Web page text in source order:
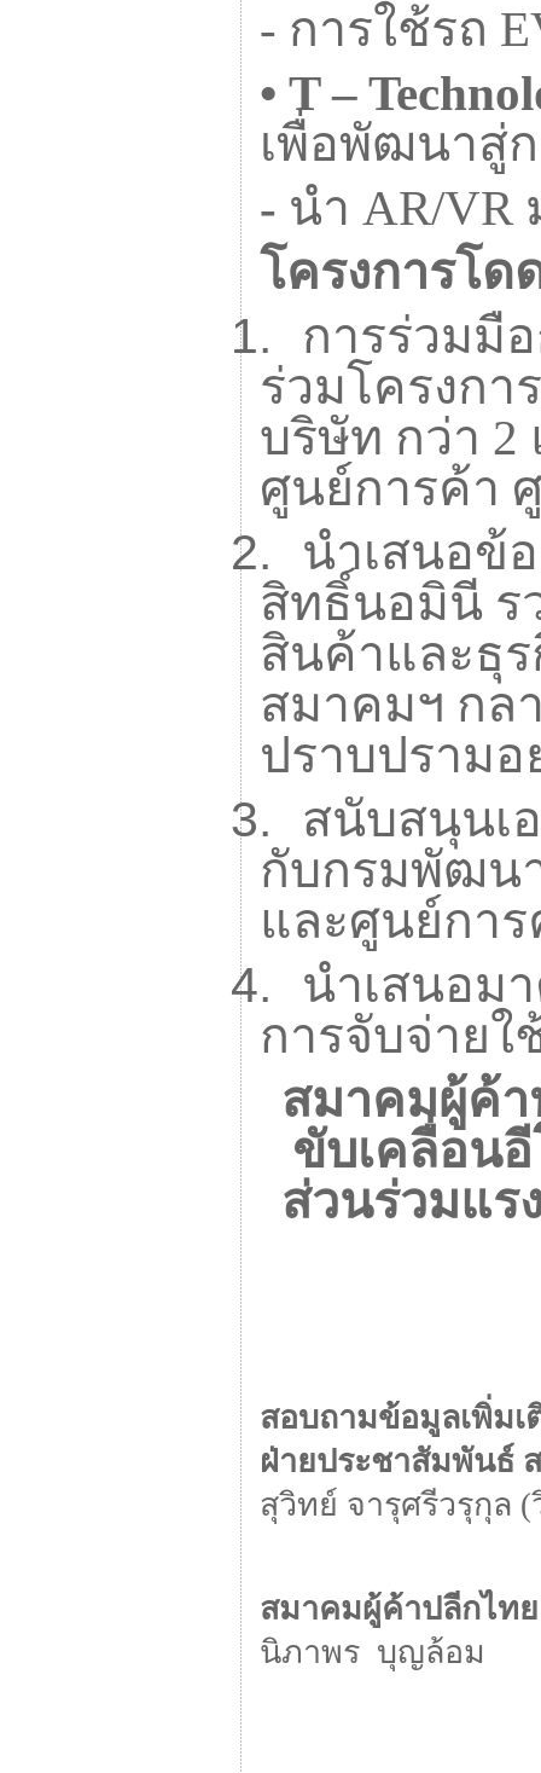
- การใช้รถ
• T –
เพื่อพัฒนาสู่
- นำ AR/VR
โครงการโด
1.
การร่วมมื
ร่วมโครงกา
บริษัท กว่า 2
ศูนย์การค้า
2.
นำเสนอข้
สิทธิ์นอมินี ร
สินค้าและธุ
สมาคมฯ กล
ปราบปรามอ
3.
สนับสนุนเ
กับกรมพัฒน
และศูนย์กา
4.
นำเสนอม
การจับจ่ายใ
สมาคมผู้ค้า
ขับเคลื่อน
ส่วนร่วมแร
สอบถามข้อมูลเพิ่มเ
ฝ่ายประชาสัมพันธ์
สุวิทย์ จารุศรีวรุกุล
สมาคมผู้ค้าปลีกไทย
นิภาพร บุญล้อม